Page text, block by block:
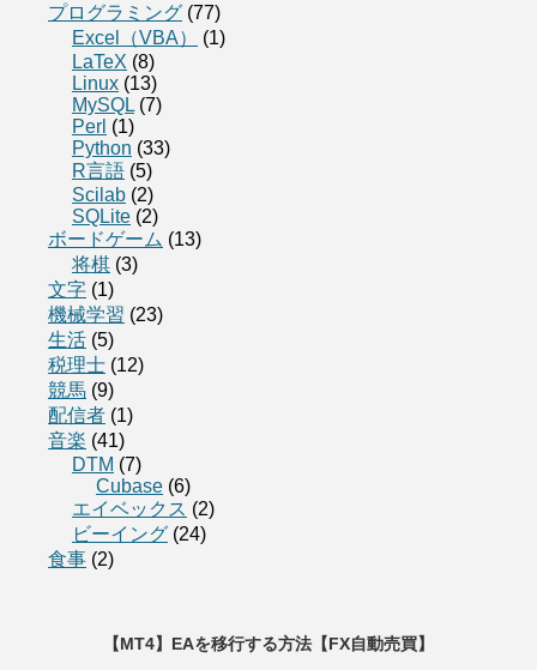
プログラミング (77)
Excel（VBA）
(1)
LaTeX (8)
Linux (13)
MySQL (7)
Perl (1)
Python (33)
R言語 (5)
Scilab (2)
SQLite (2)
ボードゲーム (13)
将棋 (3)
文字 (1)
機械学習 (23)
生活 (5)
税理士 (12)
競馬 (9)
配信者 (1)
音楽 (41)
DTM (7)
Cubase (6)
エイベックス (2)
ビーイング (24)
食事 (2)
【MT4】EAを移行する方法【FX自動売買】